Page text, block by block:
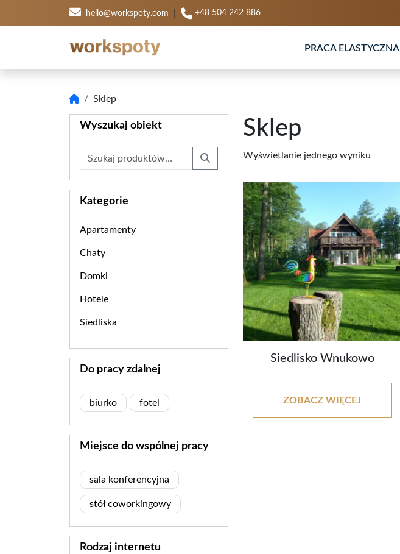
hello@workspoty.com +48 504 242 886
PRACA ELASTYCZNA
Sklep
Sklep
Wyświetlanie jednego wyniku
Siedlisko Wnukowo
ZOBACZ WIĘCEJ
Wyszukaj obiekt
Szukaj:
Kategorie
Apartamenty
Chaty
Domki
Hotele
Siedliska
Do pracy zdalnej
biurko fotel
Miejsce do wspólnej pracy
sala konferencyjna
stół coworkingowy
Rodzaj internetu